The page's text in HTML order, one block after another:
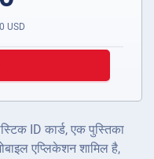
USD
ID कार्ड, एक पुस्तिका
एप्लिकेशन शामिल है,